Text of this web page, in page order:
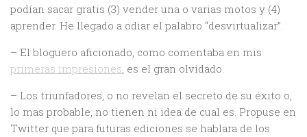
podían sacar gratis (3) vender una o varias motos y (4)
aprender. He llegado a odiar el palabro “desvirtualizar”.
– El bloguero aficionado, como comentaba en mis
primeras impresiones, es el gran olvidado.
– Los triunfadores, o no revelan el secreto de su éxito o,
lo mas probable, no tienen ni idea de cual es. Propuse en
Twitter que para futuras ediciones se hablara de los